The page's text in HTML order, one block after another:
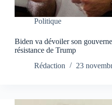
Politique
Biden va dévoiler son
résistance de Trump
Rédaction
23